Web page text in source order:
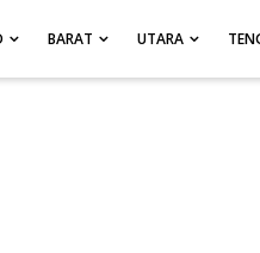
BARAT UTARA